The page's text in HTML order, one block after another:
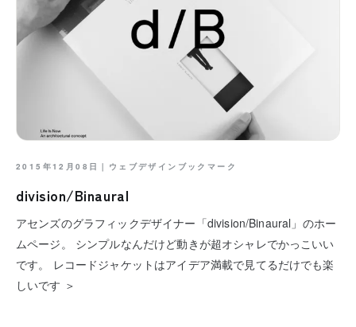
2015年12月08日｜ ウェブデザインブックマーク
division/Binaural
アセンズのグラフィックデザイナー「division/Binaural」のホー
ムページ。 シンプルなんだけど動きが超オシャレでかっこいい
です。 レコードジャケットはアイデア満載で見てるだけでも楽
しいです ＞